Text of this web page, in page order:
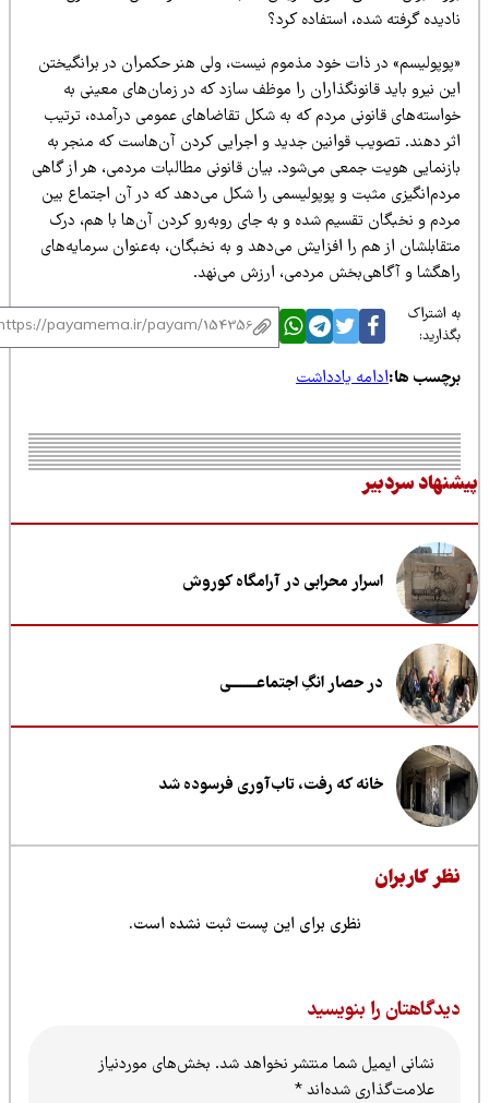
گرفته شده، استفاده کرد؟
در ذات خود مذموم نیست، ولی هنر حکمران در برانگیختن
نیرو باید قانونگذاران را موظف سازد که در زمان‌های معینی به
قانونی مردم که به شکل تقاضاهای عمومی درآمده، ترتیب
دهند. تصویب قوانین جدید و اجرایی کردن آن‌هاست که منجر به
هویت جمعی می‌شود. بیان قانونی مطالبات مردمی، هر از گاهی
مثبت و پوپولیسمی را شکل می‌دهد که در آن اجتماع بین
و نخبگان تقسیم شده و به جای روبه‌رو کردن آن‌ها با هم، درک
از هم را افزایش می‌دهد و به نخبگان، به‌عنوان سرمایه‌های
و آگاهی‌بخش مردمی، ارزش می‌نهد.
اشتراک
ها:ادامه یادداشت
سردبیر
اسرار محرابی در آرامگاه کوروش
در حصار انگِ اجتماعــــــــی
خانه که رفت، تاب‌آوری فرسوده شد
کاربران
نظری برای این پست ثبت نشده است.
را بنویسید
نشانی ایمیل شما منتشر نخواهد شد.بخش‌های موردنیاز
علامت‌گذاری شده‌اند*